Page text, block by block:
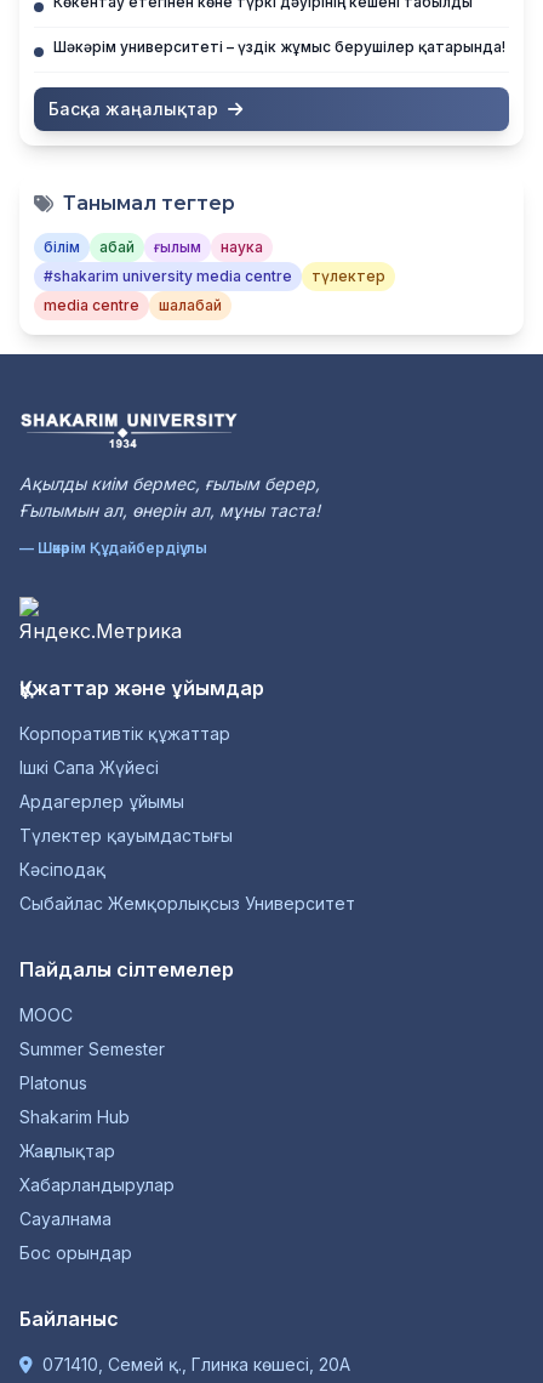
Шәкәрім университеті – үздік жұмыс берушілер қатарында!
Басқа жаңалықтар
Танымал тегтер
білім абай ғылым
наука
#shakarim university media centre
түлектер
media centre
шалабай
Ақылды киiм бермес, ғылым берер,
Ғылымын ал, өнерiн ал, мұны таста!
— Шәкәрім Құдайбердіұлы
Құжаттар және ұйымдар
Корпоративтік құжаттар
Ішкі Сапа Жүйесі
Ардагерлер ұйымы
Түлектер қауымдастығы
Кәсіподақ
Сыбайлас Жемқорлықсыз Университет
Пайдалы сілтемелер
MOOC
Summer Semester
Platonus
Shakarim Hub
Жаңалықтар
Хабарландырулар
Сауалнама
Бос орындар
Байланыс
071410, Семей қ., Глинка көшесі, 20А